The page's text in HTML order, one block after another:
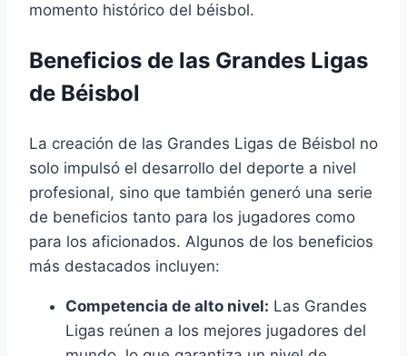
momento histórico del béisbol.
Beneficios de las Grandes Ligas
de Béisbol
La creación de las Grandes Ligas de Béisbol no
solo impulsó el desarrollo del deporte a nivel
profesional, sino que también generó una serie
de beneficios tanto para los jugadores como
para los aficionados. Algunos de los beneficios
más destacados incluyen:
Competencia de alto nivel: Las Grandes
Ligas reúnen a los mejores jugadores del